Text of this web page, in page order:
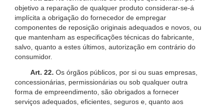
objetivo a reparação de qualquer produto considerar-se-á
implícita a obrigação do fornecedor de empregar
componentes de reposição originais adequados e novos, ou
que mantenham as especificações técnicas do fabricante,
salvo, quanto a estes últimos, autorização em contrário do
consumidor.
Art. 22. Os órgãos públicos, por si ou suas empresas,
concessionárias, permissionárias ou sob qualquer outra
forma de empreendimento, são obrigados a fornecer
serviços adequados, eficientes, seguros e, quanto aos